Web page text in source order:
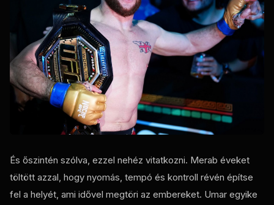
És őszintén szólva, ezzel nehéz vitatkozni. Merab éveket
töltött azzal, hogy nyomás, tempó és kontroll révén építse
fel a helyét, ami idővel megtöri az embereket. Umar egyike